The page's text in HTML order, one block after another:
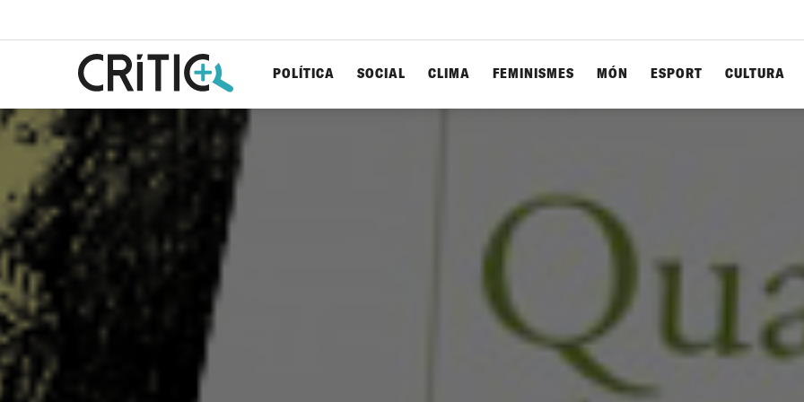
POLÍTICA SOCIAL CLIMA FEMINISMES MÓN ESPORT CULTURA